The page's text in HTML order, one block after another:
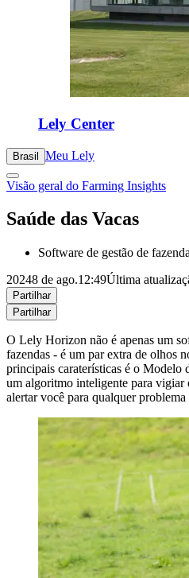
Lely Center
Brasil Meu Lely
Visão geral do Farming Insights
Saúde das Vacas
Software de gestão de
20248 de ago.12:49Última
Partilhar
Partilhar
O Lely Horizon não é apenas um
fazendas - é um par extra de olhos
principais caraterísticas é o Modelo
um algoritmo inteligente para vigiar
alertar você para qualquer problema